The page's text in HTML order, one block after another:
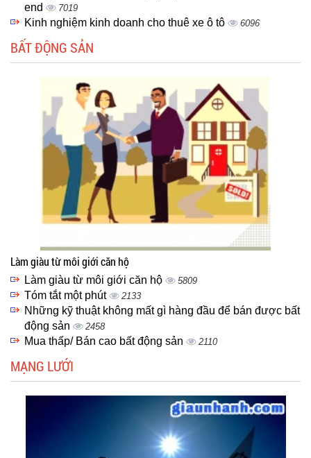
end
7019
Kinh nghiệm kinh doanh cho thuê xe ô tô 6096
BẤT ĐỘNG SẢN
Làm giàu từ môi giới căn hộ
Làm giàu từ môi giới căn hộ 5809
Tóm tắt một phút 2133
Những kỹ thuật không mất gì hàng đầu để bán được bất
động sản
2458
Mua thấp/ Bán cao bất động sản 2110
MẠNG LƯỚI